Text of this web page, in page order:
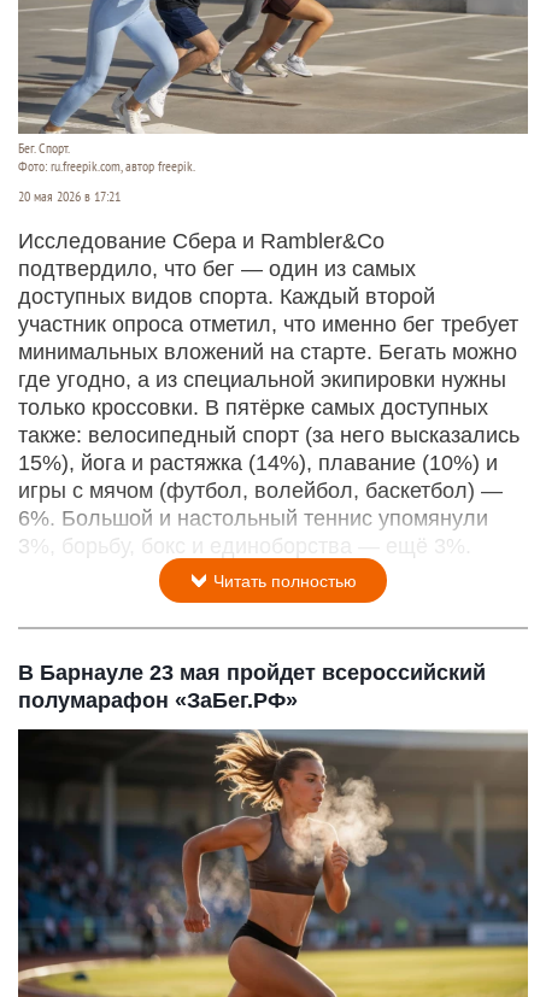
Бег. Спорт.
Фото: ru.freepik.com, автор freepik.
20 мая 2026 в 17:21
Исследование Сбера и Rambler&Co
подтвердило, что бег — один из самых
доступных видов спорта. Каждый второй
участник опроса отметил, что именно бег требует
минимальных вложений на старте. Бегать можно
где угодно, а из специальной экипировки нужны
только кроссовки. В пятёрке самых доступных
также: велосипедный спорт (за него высказались
15%), йога и растяжка (14%), плавание (10%) и
игры с мячом (футбол, волейбол, баскетбол) —
6%. Большой и настольный теннис упомянули
3%, борьбу, бокс и единоборства — ещё 3%.
Читать полностью
В Барнауле 23 мая пройдет всероссийский
полумарафон «ЗаБег.РФ»